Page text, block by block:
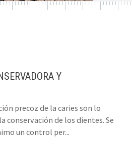
Y
precoz de la caries son lo
conservación de los dientes. Se
un control per...